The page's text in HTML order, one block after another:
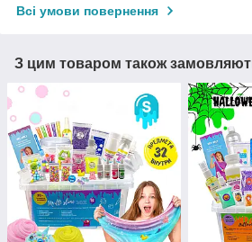
Всі умови повернення
З цим товаром також